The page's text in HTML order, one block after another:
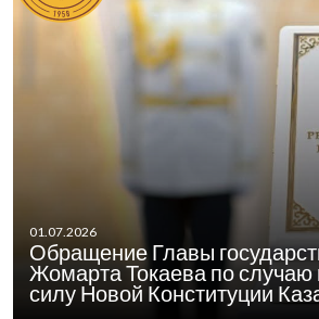
01.07.2026
Обращение Главы
Жомарта Токаева по случаю
силу Новой Конституции